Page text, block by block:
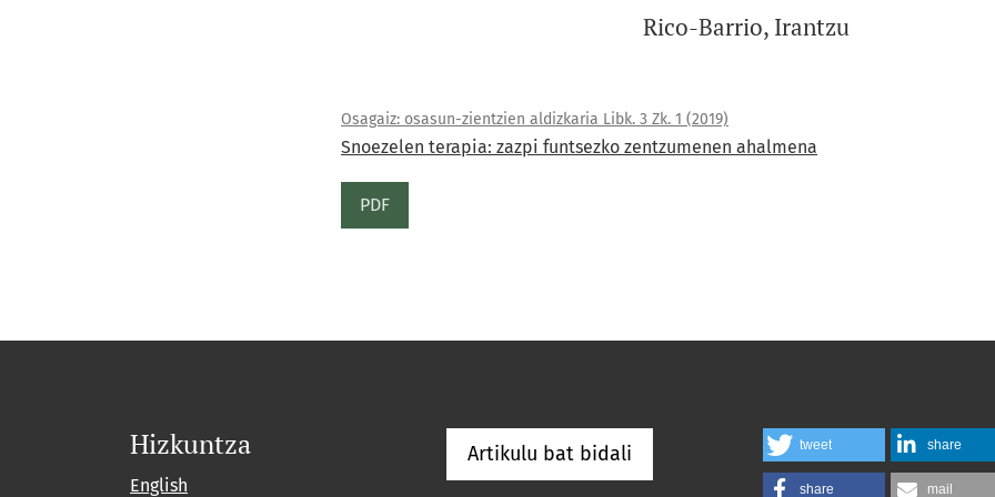
Rico-Barrio, Irantzu
Osagaiz: osasun-zientzien aldizkaria Libk. 3 Zk. 1 (2019)
Snoezelen terapia: zazpi funtsezko zentzumenen ahalmena
PDF
Hizkuntza
English
Artikulu bat bidali tweet share
share mail